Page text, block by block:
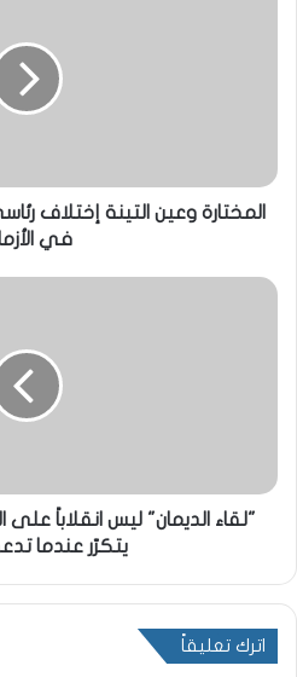
المختارة وعين التينة إختلاف
في
"لقاء الديمان" ليس انقلاباً
يتكرّر عندما
اترك تعليقاً